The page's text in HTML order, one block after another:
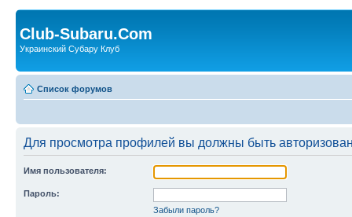
Club-Subaru.Com
Украинский Субару Клуб
Список форумов
Для просмотра профилей вы должны быть
Имя пользователя:
Пароль:
Забыли пароль?